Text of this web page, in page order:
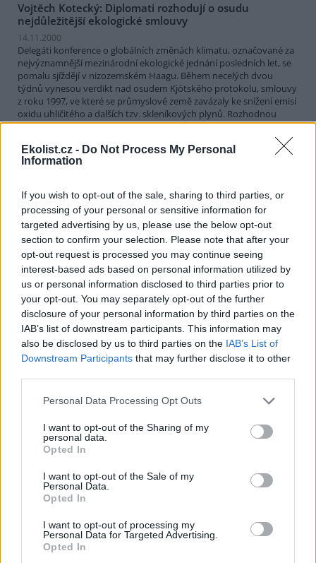
Ekolist.cz - Do Not Process My Personal
Information
If you wish to opt-out of the sale, sharing to third parties, or
processing of your personal or sensitive information for
targeted advertising by us, please use the below opt-out
section to confirm your selection. Please note that after your
opt-out request is processed you may continue seeing
interest-based ads based on personal information utilized by
us or personal information disclosed to third parties prior to
your opt-out. You may separately opt-out of the further
disclosure of your personal information by third parties on the
IAB’s list of downstream participants. This information may
also be disclosed by us to third parties on the IAB’s List of
Downstream Participants that may further disclose it to other
Personal Data Processing Opt Outs
I want to opt-out of the Sharing of my
personal data.
Opted In
I want to opt-out of the Sale of my
Personal Data.
Opted In
I want to opt-out of processing my
Personal Data for Targeted Advertising.
Opted In
Vojtěch Kotecký: Diplomati rozhodují o osudu
nejdůležitější ekologické smlouvy
14.11.2000
Delegáti konference o globálních změnách klimatu, označované za
nejvýznamnější mezinárodní ekologické jednání posledních let, se
pomalu sjíždějí v nizozemském Haagu. Během necelých dvou
týdnů vynesou verdikt nad osudem Kjótského protokolu, smlouvy
z roku 1997, ve které se průmyslové země zavázaly ke snížení emisí
oxidu uhličitého a dalších tzv. skleníkových plynů. Rozhodnou
totiž, zda dohoda skutečně omezí znečištění, nebo zda se promění
v pouhý cár papíru. Hlavním tématem haagské konference budou
konkrétní mechanismy, kterými signatářské státy kjótské závazky
splní.
Jakub Kašpar: Novinářská povinnost, občanský pud
sebezáchovy
12.10.2000
Nebývale silná vlna národní soudržnosti, loajality k establishmentu
a k české policii a zároveň také nebývalá vlna xenofobie a volání po
přísnější vládě pevné (Grossovy?) ruky se zvedla v minulých
týdnech po protiglobalizačních demonstracích v úterý 26. září. Kdo
si dovolil pochybovat o hrdinství a bezchybnosti hochů od policie,
stal se bezmála zrádcem a "přisluhovačem komunistů" (zvlášť
kouzelné a vynalézavé v tomto ohledu byly příspěvky čtenářů
Neviditelného Psači diskusního fóra na stránkáchINPEG). Není
pochyb o tom, že intenzita úterních pouličních demonstrací,
zejména "bitvy pod Vyšehradem", překvapila mnohé, ne-li většinu,
Bylo to něco, co jsme takřka všichni dosud znali jen z televizních
Jana Konopová: Klauniáda v národním parku
Na vrcholu Trojmezné při hranicích s Rakouskem v nadmořské
výšce nad 1300 m.n.m., v jediné dosud relativně zachovalé pralesní
části Šumavy se stromy přes 200 let starými a spoustou
chráněných rostlin a živočichů, nechala Správa
Národního parku
Šumavaběhem letošního léta, k poslednímu srpnovému dnu
prázdnin, pokácet téměř 370 m3 "dřevní hmoty". Tuto informaci